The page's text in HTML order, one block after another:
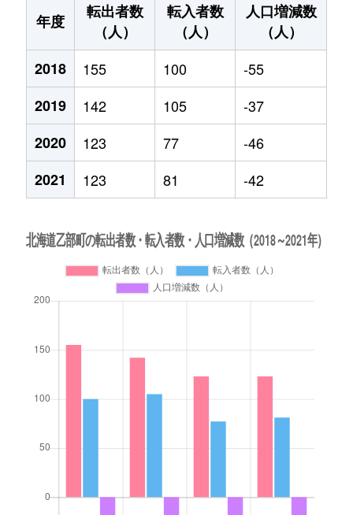
年度
転出者数
（人）
転入者数
（人）
人口増減数
（人）
2018
155 100
-55
2019
142 105
-37
2020
123 77
-46
2021
123 81 -42